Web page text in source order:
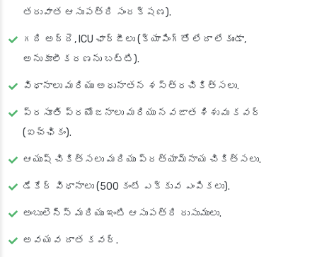
తరువాత ఆసుపత్రి సంరక్షణ).
గది అద్దె, ICU ఛార్జీలు (క్యాపింగ్‌తో లేదా లేకుండా,
అనుకూలీకరణను బట్టి).
విధానాలు మరియు అధునాతన శస్త్రచికిత్సలు.
ప్రసూతి ప్రయోజనాలు మరియు నవజాత శిశువు కవర్
(ఐచ్ఛికం).
ఆయుష్ చికిత్సలు మరియు ప్రత్యామ్నాయ చికిత్సలు.
డేకేర్ విధానాలు (500 కంటే ఎక్కువ ఎంపికలు).
అంబులెన్స్ మరియు ఇంటి ఆసుపత్రి రుసుములు.
అవయవ దాత కవర్.